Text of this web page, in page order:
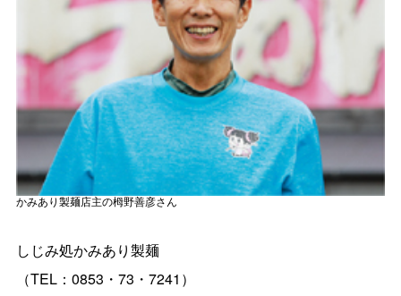
かみあり製麺店主の栂野善彦さん
しじみ処かみあり製麺
（TEL：0853・73・7241）